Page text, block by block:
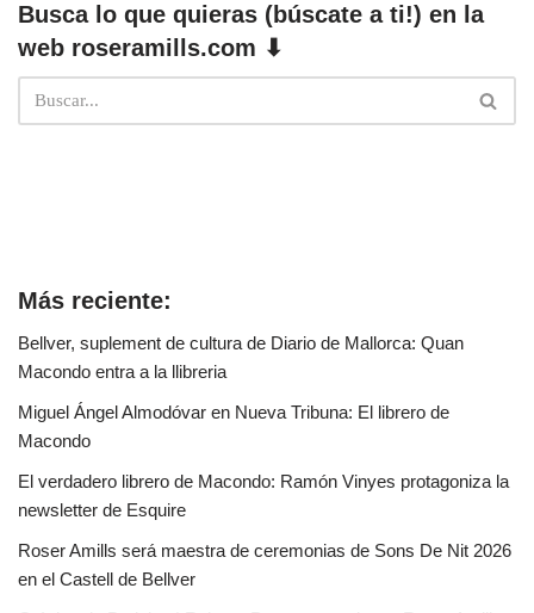
Busca lo que quieras (búscate a ti!) en la
web roseramills.com ⬇
Más reciente:
Bellver, suplement de cultura de Diario de Mallorca: Quan
Macondo entra a la llibreria
Miguel Ángel Almodóvar en Nueva Tribuna: El librero de
Macondo
El verdadero librero de Macondo: Ramón Vinyes protagoniza la
newsletter de Esquire
Roser Amills será maestra de ceremonias de Sons De Nit 2026
en el Castell de Bellver